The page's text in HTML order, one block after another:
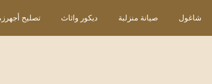
إلىشاغول صيانة منزلبة ديكور واثاث تصليح